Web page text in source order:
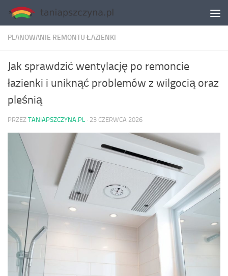
Skip to content
PLANOWANIE REMONTU ŁAZIENKI
Jak sprawdzić wentylację po remoncie
łazienki i uniknąć problemów z wilgocią oraz
pleśnią
PRZEZ TANIAPSZCZYNA.PL · 23 CZERWCA 2026